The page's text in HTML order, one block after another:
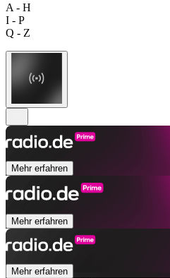
A - H
I - P
Q - Z
Mehr erfahren
Mehr erfahren
Mehr erfahren